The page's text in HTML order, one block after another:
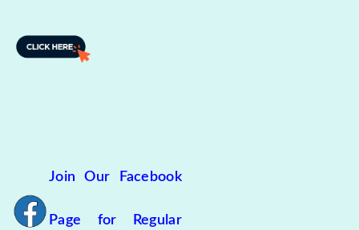
Join Our Facebook
Page for Regular